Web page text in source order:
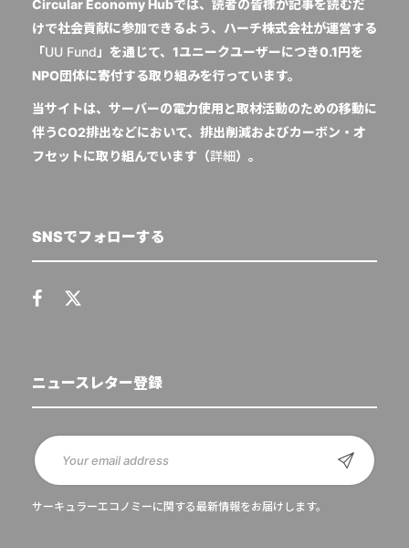
Circular Economy Hubでは、読者の皆様が記事を読むだ
けで社会貢献に参加できるよう、ハーチ株式会社が運営する
「UU Fund 」を通じて、1ユニークユーザーにつき0.1円を
NPO団体に寄付する取り組みを行っています。
当サイトは、サーバーの電力使用と取材活動のための移動に
伴うCO2排出などにおいて、排出削減およびカーボン・オ
フセットに取り組んでいます（詳細）。
SNSでフォローする
ニュースレター登録
サーキュラーエコノミーに関する最新情報をお届けします。